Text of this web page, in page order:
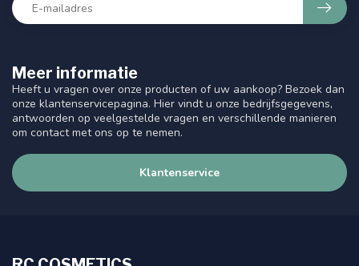
Meer informatie
Heeft u vragen over onze producten of uw aankoop? Bezoek dan
onze klantenservicepagina. Hier vindt u onze bedrijfsgegevens,
antwoorden op veelgestelde vragen en verschillende manieren
om contact met ons op te nemen.
Klantenservice